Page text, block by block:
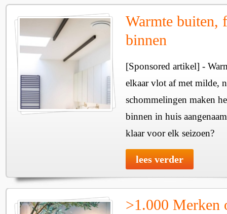
Warmte buiten,
binnen
[Sponsored artikel] -
elkaar vlot af met milde,
schommelingen maken
binnen in huis
klaar voor elk seizoen?
lees verder
>1.000 Merken